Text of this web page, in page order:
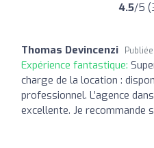
4.5/5
Thomas Devincenzi
Expérience fantastique:
charge de la location :
professionnel. L’agence
excellente. Je recommande